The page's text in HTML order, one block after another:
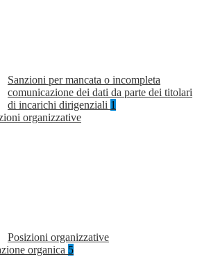
Sanzioni per mancata o incompleta
comunicazione dei dati da parte dei titolari
di incarichi dirigenziali 1
organizzative
Posizioni organizzative
organica 5